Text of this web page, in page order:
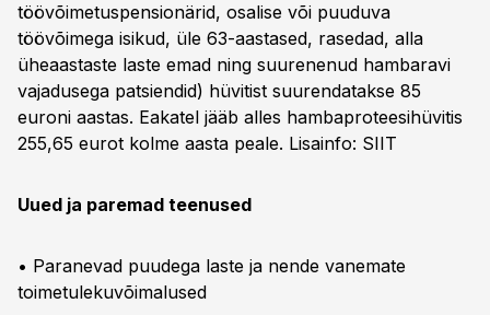
töövõimetuspensionärid, osalise või puuduva
töövõimega isikud, üle 63-aastased, rasedad, alla
üheaastaste laste emad ning suurenenud hambaravi
vajadusega patsiendid) hüvitist suurendatakse 85
euroni aastas. Eakatel jääb alles hambaproteesihüvitis
255,65 eurot kolme aasta peale. Lisainfo: SIIT
Uued ja paremad teenused
• Paranevad puudega laste ja nende vanemate
toimetulekuvõimalused